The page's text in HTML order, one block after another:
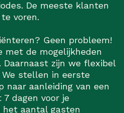
De meeste klanten
voren.
Geen probleem!
met de mogelijkheden
Daarnaast zijn we flexibel
stellen in eerste
naar aanleiding van een
dagen voor je
aantal gasten